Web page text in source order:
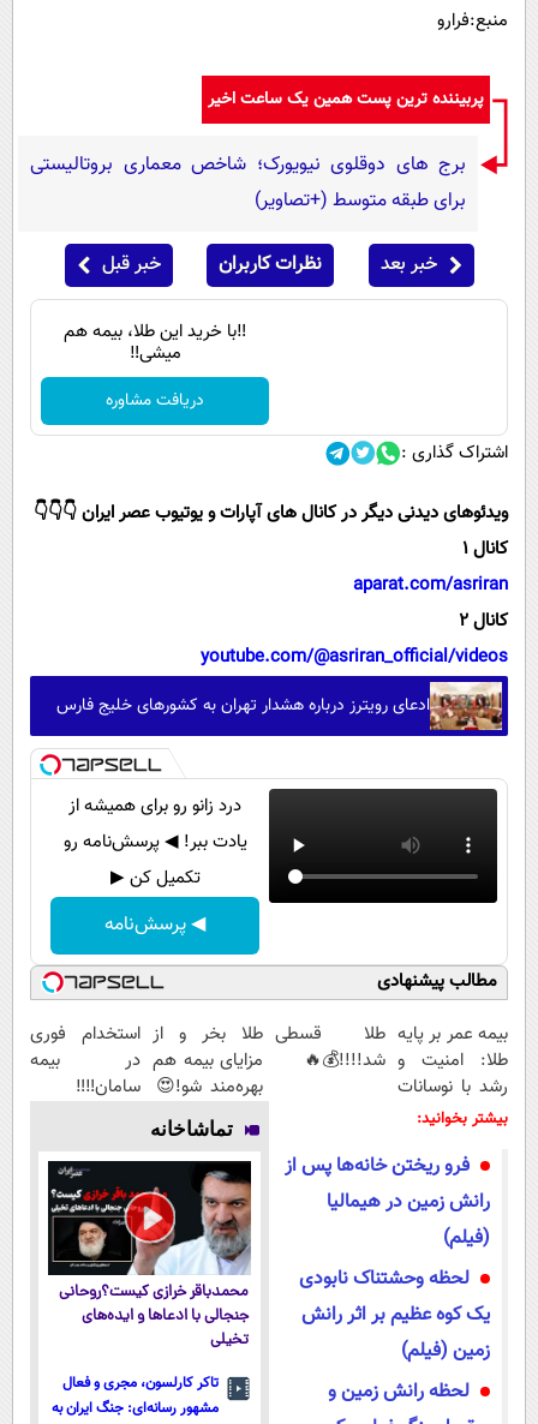
منبع:فرارو
پربیننده ترین پست همین یک ساعت اخیر
برج های دوقلوی نیویورک؛ شاخص معماری بروتالیستی
برای طبقه متوسط (+تصاویر)
خبر بعد نظرات کاربران خبر قبل
‼️با خرید این طلا، بیمه هم
میشی‼️
دریافت مشاوره
اشتراک گذاری :
ویدئوهای دیدنی دیگر در کانال های آپارات و یوتیوب عصر ایران 👇👇👇
کانال 1
aparat.com/asriran
کانال 2
youtube.com/@asriran_official/videos
ادعای رویترز درباره هشدار تهران به کشورهای خلیج فارس
درد زانو رو برای همیشه از
یادت ببر! ◀ پرسش‌نامه رو
تکمیل کن ▶
◀ پرسش‌نامه
مطالب پیشنهادی
بیمه عمر بر پایه
طلا: امنیت و
رشد با نوسانات
قیمت
طلا قسطی
شد!!!!💰🔥
طلا بخر و از
مزایای بیمه هم
بهره‌مند شو!😍
استخدام فوری
در بیمه
سامان‼️‼️
بیشتر بخوانید:
فرو ریختن خانه‌ها پس از
رانش زمین در هیمالیا
(فیلم)
لحظه وحشتناک نابودی
یک کوه عظیم بر اثر رانش
زمین (فیلم)
لحظه رانش زمین و
تماشاخانه
محمدباقر خرازی کیست؟روحانی
جنجالی با ادعاها و ایده‌های
تخیلی
تاکر کارلسون، مجری و فعال
مشهور رسانه‌ای: جنگ ایران به